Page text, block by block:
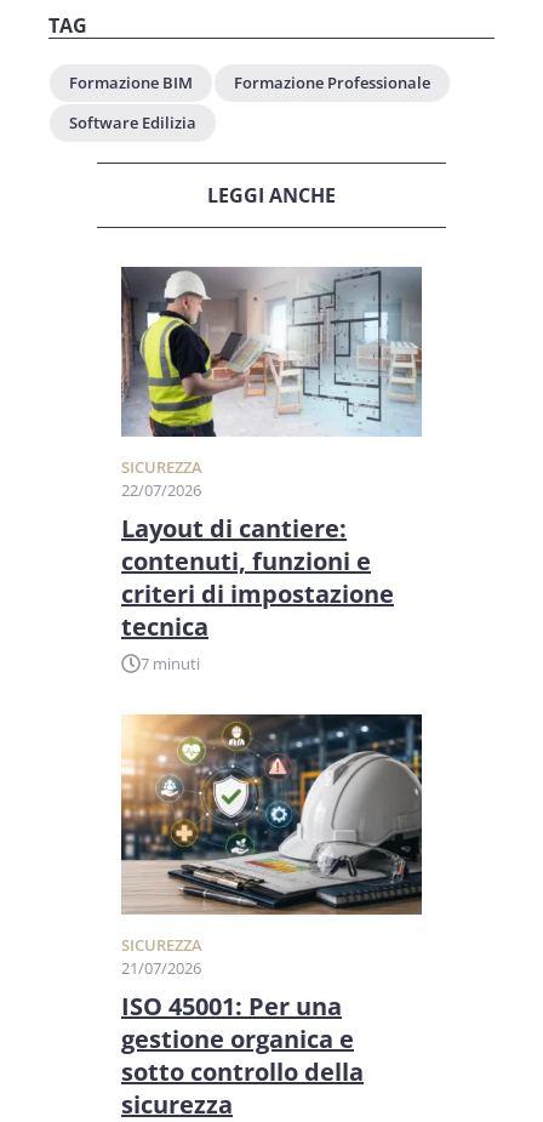
TAG
Formazione BIM
Formazione Professionale
Software Edilizia
LEGGI ANCHE
SICUREZZA
22/07/2026
Layout di cantiere:
contenuti, funzioni e
criteri di impostazione
tecnica
7 minuti
SICUREZZA
21/07/2026
ISO 45001: Per una
gestione organica e
sotto controllo della
sicurezza